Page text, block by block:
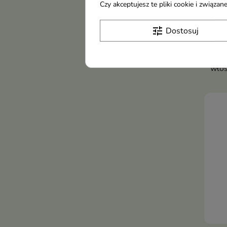
Czy akceptujesz te pliki cookie i
tune Dostosuj